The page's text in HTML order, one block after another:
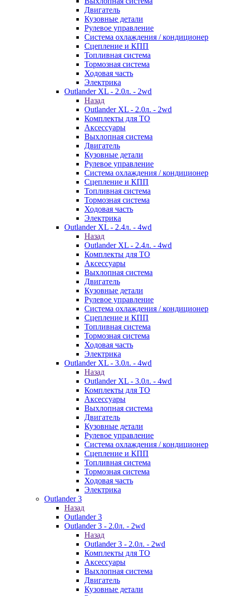
Двигатель
Кузовные детали
Рулевое управление
Система охлаждения / кондиционер
Сцепление и КПП
Топливная система
Тормозная система
Ходовая часть
Электрика
Outlander XL - 2.0л. - 2wd
Назад
Outlander XL - 2.0л. - 2wd
Комплекты для ТО
Аксессуары
Выхлопная система
Двигатель
Кузовные детали
Рулевое управление
Система охлаждения / кондиционер
Сцепление и КПП
Топливная система
Тормозная система
Ходовая часть
Электрика
Outlander XL - 2.4л. - 4wd
Назад
Outlander XL - 2.4л. - 4wd
Комплекты для ТО
Аксессуары
Выхлопная система
Двигатель
Кузовные детали
Рулевое управление
Система охлаждения / кондиционер
Сцепление и КПП
Топливная система
Тормозная система
Ходовая часть
Электрика
Outlander XL - 3.0л. - 4wd
Назад
Outlander XL - 3.0л. - 4wd
Комплекты для ТО
Аксессуары
Выхлопная система
Двигатель
Кузовные детали
Рулевое управление
Система охлаждения / кондиционер
Сцепление и КПП
Топливная система
Тормозная система
Ходовая часть
Электрика
Outlander 3
Назад
Outlander 3
Outlander 3 - 2.0л. - 2wd
Назад
Outlander 3 - 2.0л. - 2wd
Комплекты для ТО
Аксессуары
Выхлопная система
Двигатель
Кузовные детали